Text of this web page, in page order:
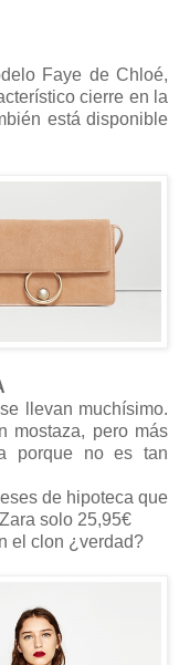
Faye de Chloé,
cierre en la
está disponible
llevan muchísimo.
mostaza, pero más
porque no es tan
de hipoteca que
solo 25,95€
el clon ¿verdad?